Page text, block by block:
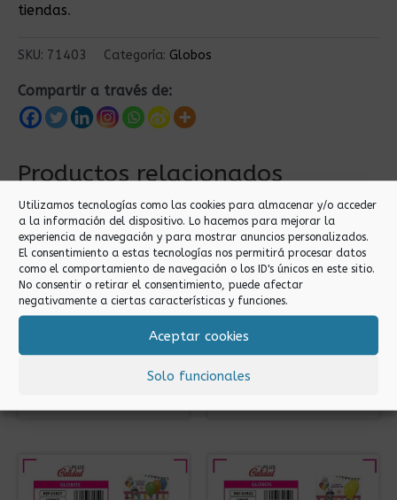
Utilizamos tecnologías como las cookies para almacenar y/o acceder
a la información del dispositivo. Lo hacemos para mejorar la
experiencia de navegación y para mostrar anuncios personalizados.
El consentimiento a estas tecnologías nos permitirá procesar datos
como el comportamiento de navegación o los ID's únicos en este sitio.
No consentir o retirar el consentimiento, puede afectar
negativamente a ciertas características y funciones.
Aceptar cookies
Solo funcionales
tiendas.
SKU: 71403 Categoría: Globos
Compartir a través de:
Productos relacionados
Globos Globos
10PCS GLOBOS ORO